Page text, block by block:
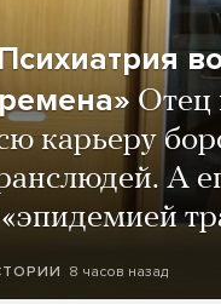
Отец
карьеру
А
8 часов назад